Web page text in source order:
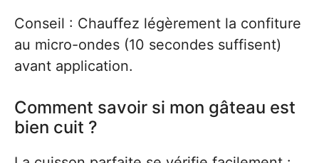
Conseil : Chauffez légèrement la confiture
au micro-ondes (10 secondes suffisent)
avant application.
Comment savoir si mon gâteau est
bien cuit ?